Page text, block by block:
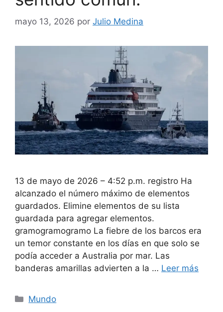
mayo 13, 2026 por Julio Medina
13 de mayo de 2026 – 4:52 p.m. registro Ha
alcanzado el número máximo de elementos
guardados. Elimine elementos de su lista
guardada para agregar elementos.
gramogramogramo La fiebre de los barcos era
un temor constante en los días en que solo se
podía acceder a Australia por mar. Las
banderas amarillas advierten a la … Leer más
Categorías
Mundo